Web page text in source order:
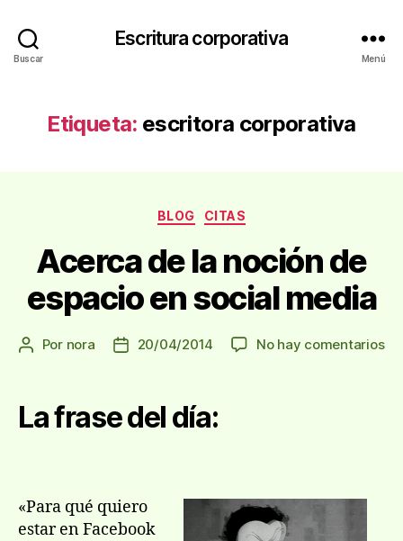
Buscar
Escritura corporativa
Menú
Etiqueta: escritora corporativa
Categorías
BLOG CITAS
Acerca de la noción de
espacio en social media
Autor
entrada
Por nora
Fecha
entrada
20/04/2014 No hay comentariosen
La frase del día:
«Para qué quiero
estar en Facebook